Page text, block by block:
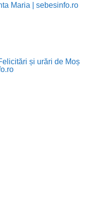
Maria | sebesinfo.ro
și urări de Moș